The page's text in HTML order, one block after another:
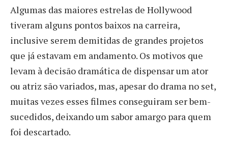
Algumas das maiores estrelas de Hollywood
tiveram alguns pontos baixos na carreira,
inclusive serem demitidas de grandes projetos
que já estavam em andamento. Os motivos que
levam à decisão dramática de dispensar um ator
ou atriz são variados, mas, apesar do drama no set,
muitas vezes esses filmes conseguiram ser bem-
sucedidos, deixando um sabor amargo para quem
foi descartado.